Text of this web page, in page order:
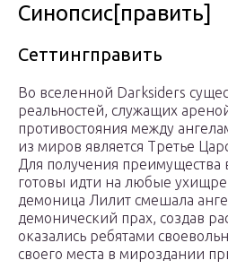
Синопсис[править]
Сеттингправить
Во вселенной Darksiders
реальностей, служащих
противостояния между
из миров является Третье
Для получения преимущества
готовы идти на любые
демоница Лилит смешала
демонический прах, создав
оказались ребятами
своего места в мироздании